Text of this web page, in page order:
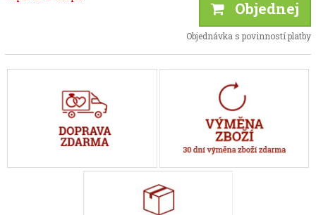
Objednej
Objednávka s povinností platby